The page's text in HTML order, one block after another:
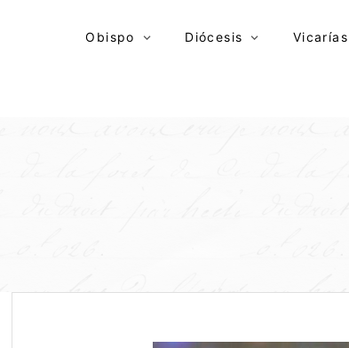
Obispo Diócesis Vicarías